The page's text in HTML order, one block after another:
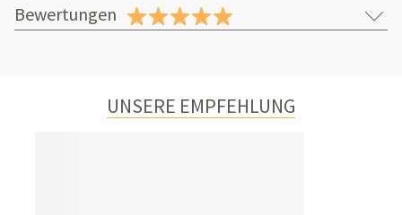
Bewertungen
UNSERE EMPFEHLUNG